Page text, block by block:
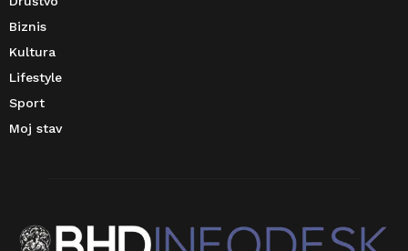
Biznis
Kultura
Lifestyle
Sport
Moj stav